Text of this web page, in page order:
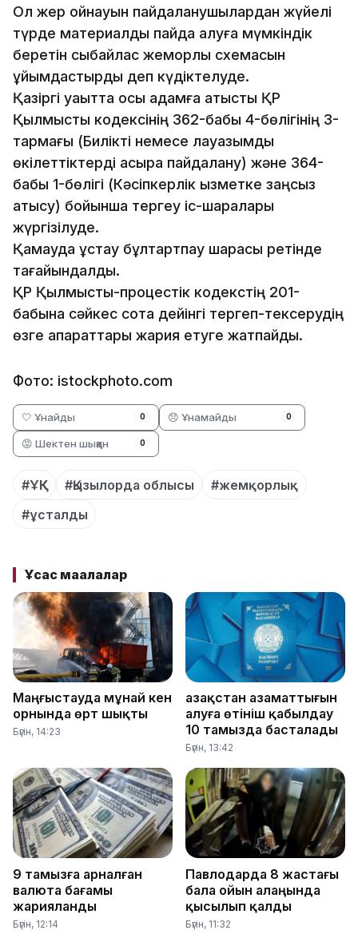
Ол жер қойнауын пайдаланушылардан жүйелі
түрде материалдық пайда алуға мүмкіндік
беретін сыбайлас жемқорлық схемасын
ұйымдастырды деп күдіктелуде.
Қазіргі уақытта осы адамға қатысты ҚР
Қылмыстық кодексінің 362-бабы 4-бөлігінің 3-
тармағы (Билiктi немесе лауазымдық
өкiлеттiктерді асыра пайдалану) және 364-
бабы 1-бөлігі (Кәсіпкерлік қызметке заңсыз
қатысу) бойынша тергеу іс-шаралары
жүргізілуде.
Қамауда ұстау бұлтартпау шарасы ретінде
тағайындалды.
ҚР Қылмыстық-процестік кодекстің 201-
бабына сәйкес сотқа дейінгі тергеп-тексерудің
өзге ақпараттары жария етуге жатпайды.
Фото: istockphoto.com
🤍 Ұнайды 0 😞 Ұнамайды 0
😡 Шектен шыққан 0
#ҰҚК #Қызылорда облысы
#жемқорлық
#ұсталды
Ұқсас мақалалар
Маңғыстауда мұнай кен
орнында өрт шықты
Бүгін, 14:23
Қазақстан азаматтығын
алуға өтініш қабылдау
10 тамызда басталады
Бүгін, 13:42
9 тамызға арналған
валюта бағамы
жарияланды
Бүгін, 12:14
Павлодарда 8 жастағы
бала ойын алаңында
қысылып қалды
Бүгін, 11:32